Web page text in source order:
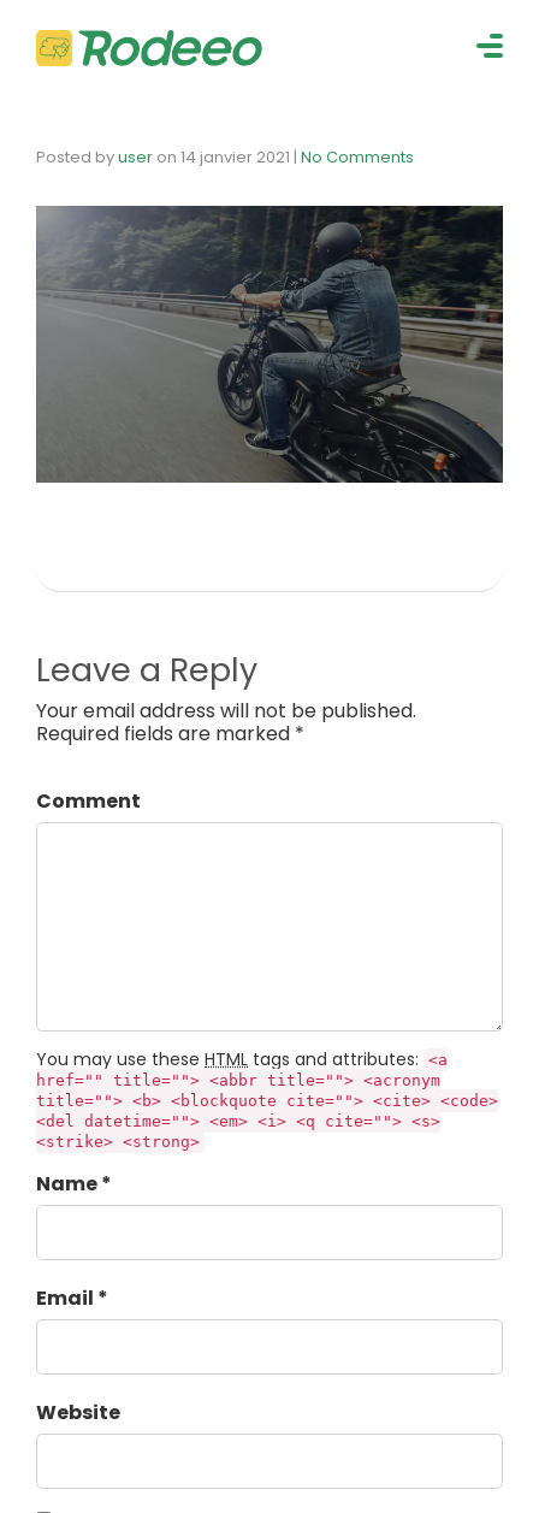
Posted byuser on 14 janvier 2021 | No Comments
Leave a Reply
Your email address will not be published.
Required fields are marked *
Comment
You may use these HTML tags and attributes: <a
href="" title=""> <abbr title=""> <acronym
title=""> <b> <blockquote cite=""> <cite> <code>
<del datetime=""> <em> <i> <q cite=""> <s>
<strike> <strong>
Name *
Email *
Website